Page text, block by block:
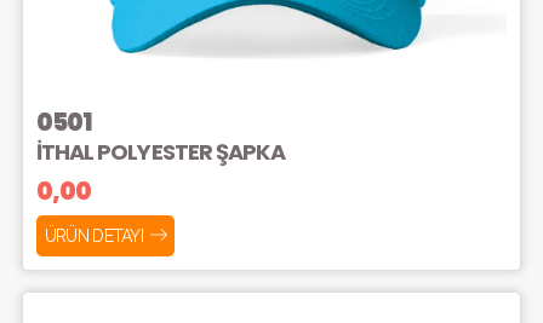
0501
İTHAL POLYESTER ŞAPKA
0,00
ÜRÜN DETAYI